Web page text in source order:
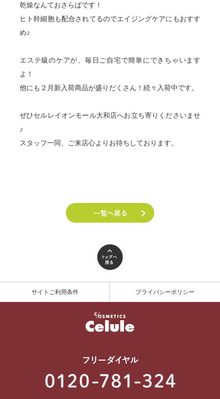
乾燥なんておさらばです！
ヒト幹細胞も配合されてるのでエイジングケアにもおすす
め♪
エステ級のケアが、毎日ご自宅で簡単にできちゃいます
よ！
他にも２月新入荷商品が盛りだくさん！続々入荷中です。
ぜひセルレイオンモール大和店へお立ち寄りくださいませ
♪
スタッフ一同、ご来店心よりお待ちしております。
サイトご利用条件 プライバシーポリシー